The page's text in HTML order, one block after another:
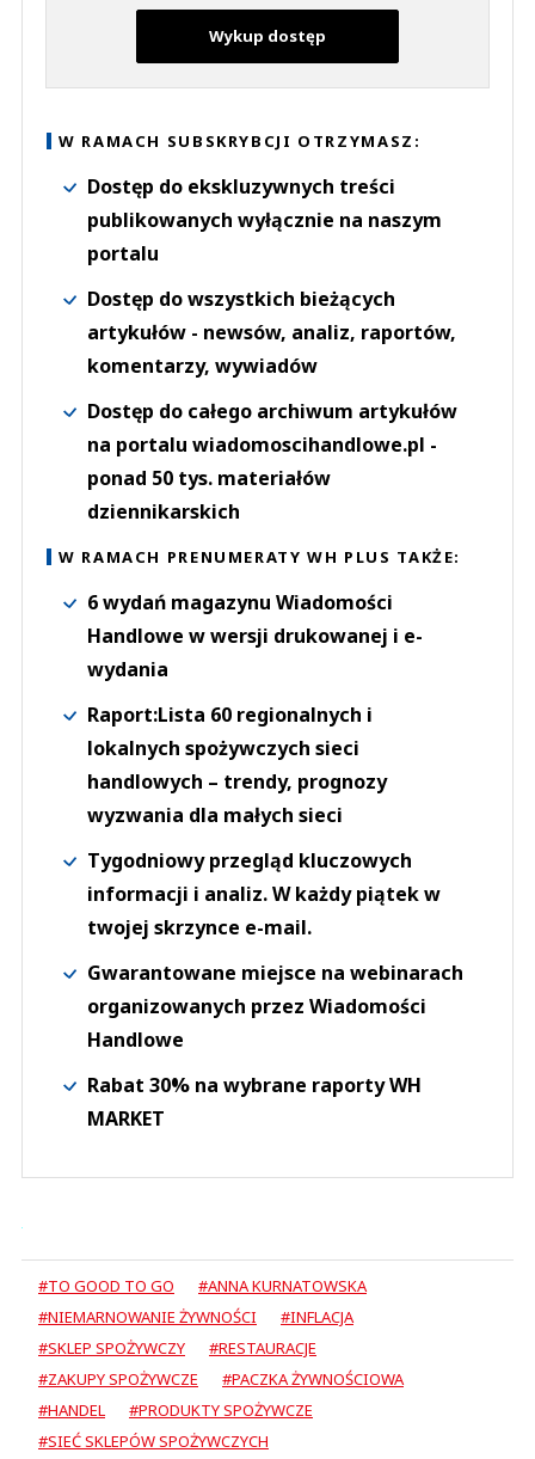
Wykup dostęp
W RAMACH SUBSKRYBCJI OTRZYMASZ:
Dostęp do ekskluzywnych treści
publikowanych wyłącznie na naszym
portalu
Dostęp do wszystkich bieżących
artykułów - newsów, analiz, raportów,
komentarzy, wywiadów
Dostęp do całego archiwum artykułów
na portalu wiadomoscihandlowe.pl -
ponad 50 tys. materiałów
dziennikarskich
W RAMACH PRENUMERATY WH PLUS TAKŻE:
6 wydań magazynu Wiadomości
Handlowe w wersji drukowanej i e-
wydania
Raport:Lista 60 regionalnych i
lokalnych spożywczych sieci
handlowych – trendy, prognozy
wyzwania dla małych sieci
Tygodniowy przegląd kluczowych
informacji i analiz. W każdy piątek w
twojej skrzynce e-mail.
Gwarantowane miejsce na webinarach
organizowanych przez Wiadomości
Handlowe
Rabat 30% na wybrane raporty WH
MARKET
#TO GOOD TO GO
#ANNA KURNATOWSKA
#NIEMARNOWANIE ŻYWNOŚCI
#INFLACJA
#SKLEP SPOŻYWCZY
#RESTAURACJE
#ZAKUPY SPOŻYWCZE
#PACZKA ŻYWNOŚCIOWA
#HANDEL
#PRODUKTY SPOŻYWCZE
#SIEĆ SKLEPÓW SPOŻYWCZYCH